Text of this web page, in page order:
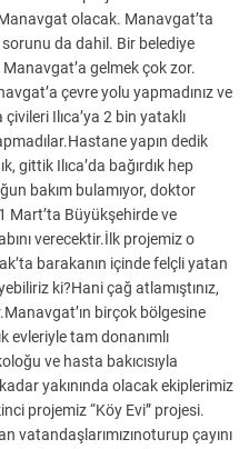
olacak. Manavgat’ta
da dahil. Bir belediye
gelmek çok zor.
çevre yolu yapmadınız ve
Ilıca’ya 2 bin yataklı
yapın dedik
gittik Ilıca’da bağırdık hep
bakım bulamıyor, doktor
Mart’ta Büyükşehirde ve
verecektir.İlk projemiz o
barakanın içinde felçli yatan
ki?Hani çağ atlamıştınız,
birçok bölgesine
evleriyle tam donanımlı
ve hasta bakıcısıyla
yakınında olacak ekiplerimiz
projemiz “Köy Evi” projesi.
vatandaşlarımızınoturup çayını